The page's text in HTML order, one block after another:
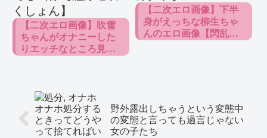
【二次エロ画像】吹雪
ちゃんがオナニーした
りエッチなところ見せ
たりしてる画像【艦隊
【二次エロ画像】下半
身がえっちな柳生ちゃ
んのエロ画像【閃乱カ
グラ】
野外露出しちゃうという変態中
の変態と言っても過言じゃない
女の子たち